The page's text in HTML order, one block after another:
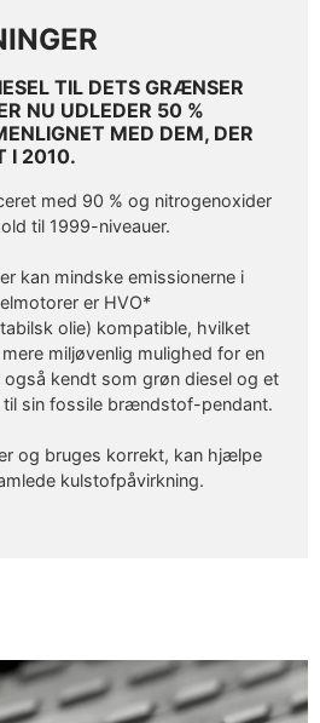
TIL DETS GRÆNSER
NU UDLEDER 50 %
MED DEM, DER
I 2010.
med 90 % og nitrogenoxider
til 1999-niveauer.
kan mindske emissionerne i
er HVO*
olie) kompatible, hvilket
miljøvenlig mulighed for en
også kendt som grøn diesel og et
sin fossile brændstof-pendant.
og bruges korrekt, kan hjælpe
kulstofpåvirkning.